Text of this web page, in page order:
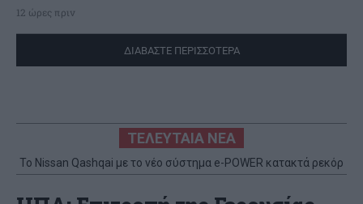
12 ώρες πριν
ΔΙΑΒΑΣΤΕ ΠΕΡΙΣΣΟΤΕΡΑ